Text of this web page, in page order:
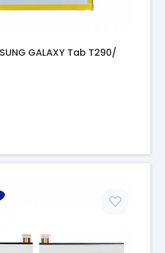
GALAXY Tab T290/